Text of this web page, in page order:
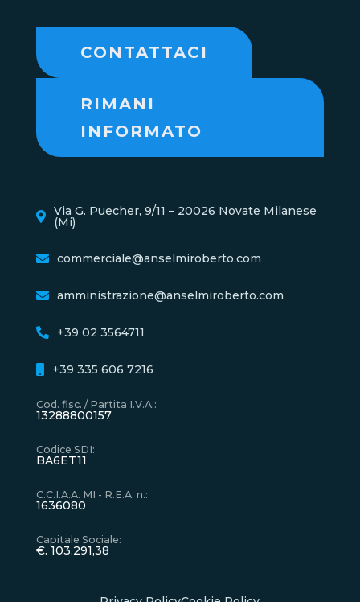
CONTATTACI
RIMANI
INFORMATO
Via G. Puecher, 9/11 – 20026 Novate Milanese
(Mi)
commerciale@anselmiroberto.com
amministrazione@anselmiroberto.com
+39 02 3564711
+39 335 606 7216
Cod. fisc. / Partita I.V.A.:
13288800157
Codice SDI:
BA6ET11
C.C.I.A.A. MI - R.E.A. n.:
1636080
Capitale Sociale:
€. 103.291,38